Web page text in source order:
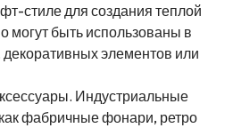
стиле для создания теплой
быть использованы в
элементов или
Индустриальные
фабричные фонари, ретро